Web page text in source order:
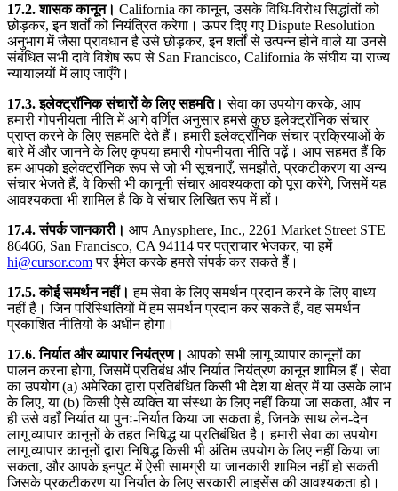
17.2. शासक कानून। California का कानून, उसके विधि-विरोध सिद्धांतों को
छोड़कर, इन शर्तों को नियंत्रित करेगा। ऊपर दिए गए Dispute Resolution
अनुभाग में जैसा प्रावधान है उसे छोड़कर, इन शर्तों से उत्पन्न होने वाले या उनसे
संबंधित सभी दावे विशेष रूप से San Francisco, California के संघीय या राज्य
न्यायालयों में लाए जाएँगे।
17.3. इलेक्ट्रॉनिक संचारों के लिए सहमति। सेवा का उपयोग करके, आप
हमारी गोपनीयता नीति में आगे वर्णित अनुसार हमसे कुछ इलेक्ट्रॉनिक संचार
प्राप्त करने के लिए सहमति देते हैं। हमारी इलेक्ट्रॉनिक संचार प्रक्रियाओं के
बारे में और जानने के लिए कृपया हमारी गोपनीयता नीति पढ़ें। आप सहमत हैं कि
हम आपको इलेक्ट्रॉनिक रूप से जो भी सूचनाएँ, समझौते, प्रकटीकरण या अन्य
संचार भेजते हैं, वे किसी भी कानूनी संचार आवश्यकता को पूरा करेंगे, जिसमें यह
आवश्यकता भी शामिल है कि वे संचार लिखित रूप में हों।
17.4. संपर्क जानकारी। आप Anysphere, Inc., 2261 Market Street STE
86466, San Francisco, CA 94114 पर पत्राचार भेजकर, या हमें
hi@cursor.comपर ईमेल करके हमसे संपर्क कर सकते हैं।
17.5. कोई समर्थन नहीं। हम सेवा के लिए समर्थन प्रदान करने के लिए बाध्य
नहीं हैं। जिन परिस्थितियों में हम समर्थन प्रदान कर सकते हैं, वह समर्थन
प्रकाशित नीतियों के अधीन होगा।
17.6. निर्यात और व्यापार नियंत्रण। आपको सभी लागू व्यापार कानूनों का
पालन करना होगा, जिसमें प्रतिबंध और निर्यात नियंत्रण कानून शामिल हैं। सेवा
का उपयोग (a) अमेरिका द्वारा प्रतिबंधित किसी भी देश या क्षेत्र में या उसके लाभ
के लिए, या (b) किसी ऐसे व्यक्ति या संस्था के लिए नहीं किया जा सकता, और न
ही उसे वहाँ निर्यात या पुनः-निर्यात किया जा सकता है, जिनके साथ लेन-देन
लागू व्यापार कानूनों के तहत निषिद्ध या प्रतिबंधित है। हमारी सेवा का उपयोग
लागू व्यापार कानूनों द्वारा निषिद्ध किसी भी अंतिम उपयोग के लिए नहीं किया जा
सकता, और आपके इनपुट में ऐसी सामग्री या जानकारी शामिल नहीं हो सकती
जिसके प्रकटीकरण या निर्यात के लिए सरकारी लाइसेंस की आवश्यकता हो।